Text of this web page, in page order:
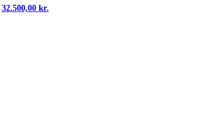
Den
32.500,00 kr.Den